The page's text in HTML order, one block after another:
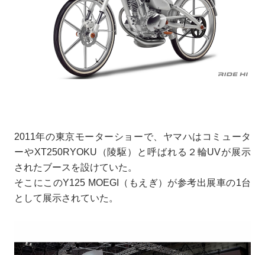
2011年の東京モーターショーで、ヤマハはコミュータ
ーやXT250RYOKU（陵駆）と呼ばれる２輪UVが展示
されたブースを設けていた。
そこにこのY125 MOEGI（もえぎ）が参考出展車の1台
として展示されていた。